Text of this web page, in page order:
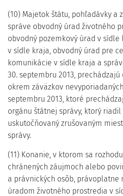
(10) Majetok štátu, pohľadávky a
správe obvodný úrad životného
obvodný pozemkový úrad v sídle
v sídle kraja, obvodný úrad pre
komunikácie v sídle kraja a
30. septembru 2013,
okrem záväzkov
septembru 2013, ktoré
orgánu štátnej správy, ktorý
uskutočňovaný zrušovaným
správy.
(11) Konanie, v ktorom sa
chránených záujmoch alebo
a právnických osôb, právoplatne
úradom životného prostredia v